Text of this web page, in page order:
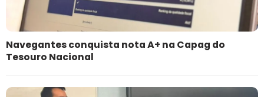
Navegantes conquista nota A+ na Capag do
Tesouro Nacional